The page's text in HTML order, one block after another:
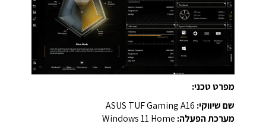
מפרט טכני:
שם שיווקי:
מערכת הפעלה: